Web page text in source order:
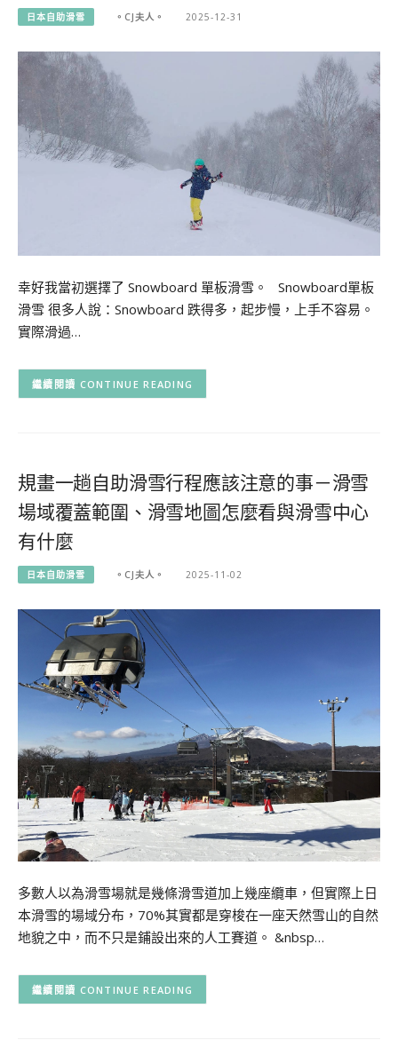
日本自助滑雪 。CJ夫人。 2025-12-31
幸好我當初選擇了 Snowboard 單板滑雪。 Snowboard單板
滑雪 很多人說：Snowboard 跌得多，起步慢，上手不容易。
實際滑過…
CONTINUE READING
規畫一趟自助滑雪行程應該注意的事－滑雪
場域覆蓋範圍、滑雪地圖怎麼看與滑雪中心
有什麼
日本自助滑雪 。CJ夫人。 2025-11-02
多數人以為滑雪場就是幾條滑雪道加上幾座纜車，但實際上日
本滑雪的場域分布，70%其實都是穿梭在一座天然雪山的自然
地貌之中，而不只是鋪設出來的人工賽道。 &nbsp…
CONTINUE READING